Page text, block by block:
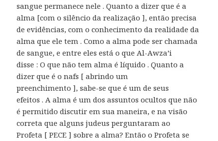
sangue permanece nele . Quanto a dizer que é a
alma [com o silêncio da realização ], então precisa
de evidências, com o conhecimento da realidade da
alma que ele tem . Como a alma pode ser chamada
de sangue, e entre eles está o que Al-Awza’i
disse : O que não tem alma é líquido . Quanto a
dizer que é o nafs [ abrindo um
preenchimento ], sabe-se que é um de seus
efeitos . A alma é um dos assuntos ocultos que não
é permitido discutir em sua maneira, e na visão
correta que alguns judeus perguntaram ao
Profeta [ PECE ] sobre a alma? Então o Profeta se